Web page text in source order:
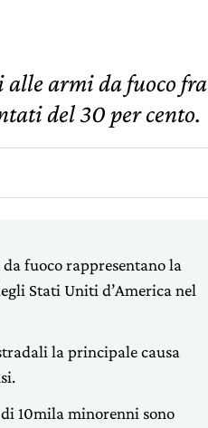
alle armi da fuoco fra
del 30 per cento.
fuoco rappresentano la
Stati Uniti d’America nel
la principale causa
10mila minorenni sono